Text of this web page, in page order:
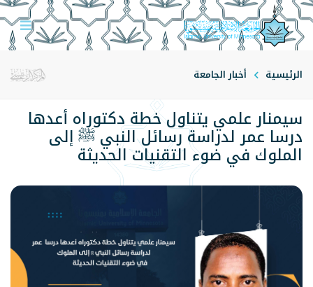
الرئيسية أخبار الجامعة
سيمنار علمي يتناول خطة دكتوراه أعدها
درسا عمر لدراسة رسائل النبي ﷺ إلى
الملوك في ضوء التقنيات الحديثة